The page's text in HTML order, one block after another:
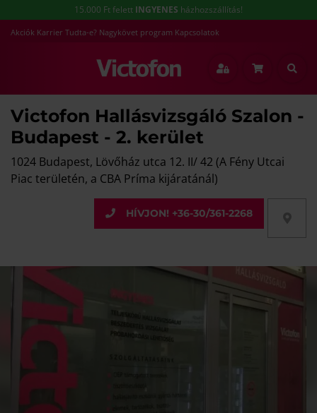
15.000 Ft felett INGYENES házhozszállítás!
Akciók Karrier Tudta-e? Nagykövet program Kapcsolatok
Victofon Hallásvizsgáló Szalon -
Budapest - 2. kerület
1024 Budapest, Lövőház utca 12. II/ 42 (A Fény Utcai
Piac területén, a CBA Príma kijáratánál)
HÍVJON! +36-30/361-2268